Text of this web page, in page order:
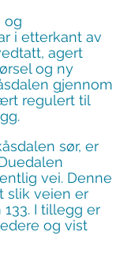
og
i etterkant av
agert
og ny
gjennom
regulert til
sør, er
vei. Denne
slik veien er
I tillegg er
og vist